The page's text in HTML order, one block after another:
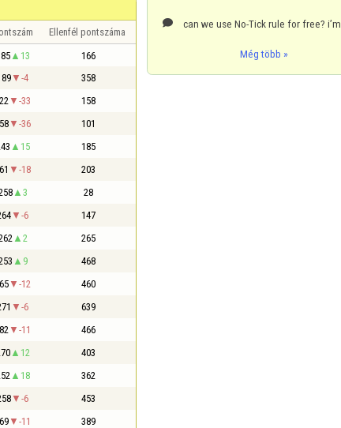
Ellenfél pontszáma
13 166
-4 358
-33 158
-36 101
15 185
-18 203
3 28
-6 147
2 265
9 468
-12 460
-6 639
-11 466
12 403
18 362
-6 453
-11 389

Még több »